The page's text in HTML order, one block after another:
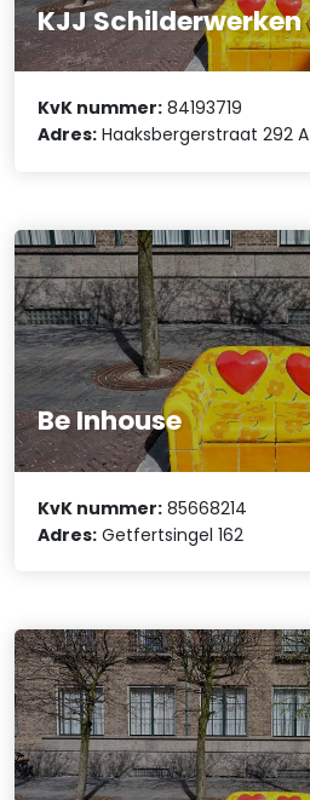
KJJ Schilderwerken
KvK nummer: 84193719
Adres: Haaksbergerstraat 292 A
Be Inhouse
KvK nummer: 85668214
Adres: Getfertsingel 162